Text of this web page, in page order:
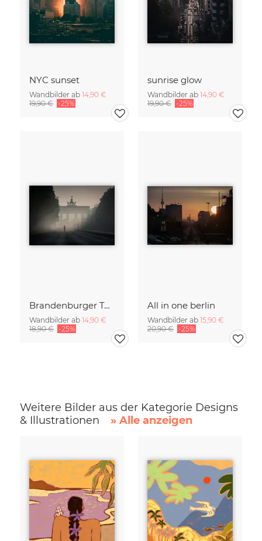
NYC sunset
Wandbilder ab 14,90 €
19,90 € -25%
sunrise glow
Wandbilder ab 14,90 €
19,90 € -25%
Brandenburger Tor #1
Wandbilder ab 14,90 €
18,90 € -25%
All in one berlin
Wandbilder ab 15,90 €
20,90 € -25%
Weitere Bilder aus der Kategorie Designs
& Illustrationen
» Alle anzeigen